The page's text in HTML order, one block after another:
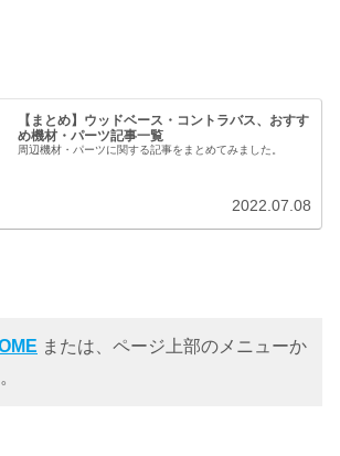
【まとめ】ウッドベース・コントラバス、おすす
め機材・パーツ記事一覧
周辺機材・パーツに関する記事をまとめてみました。
2022.07.08
または、ページ上部のメニューか